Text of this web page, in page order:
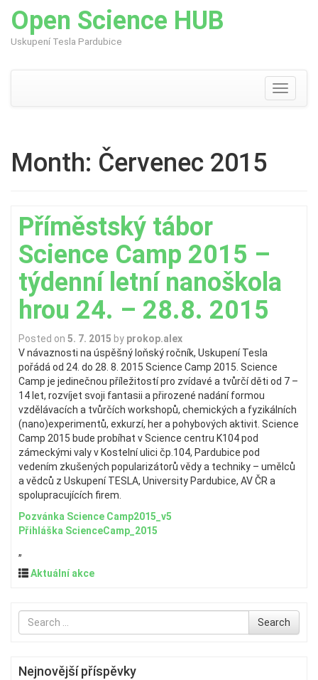
Open Science HUB
Uskupení Tesla Pardubice
Toggle
Month: Červenec 2015
Příměstský tábor
Science Camp 2015 –
týdenní letní nanoškola
hrou 24. – 28.8. 2015
Posted on 5. 7. 2015 by prokop.alex
V návaznosti na úspěšný loňský ročník, Uskupení Tesla
pořádá od 24. do 28. 8. 2015 Science Camp 2015. Science
Camp je jedinečnou příležitostí pro zvídavé a tvůrčí děti od 7 –
14 let, rozvíjet svoji fantasii a přirozené nadání formou
vzdělávacích a tvůrčích workshopů, chemických a fyzikálních
(nano)experimentů, exkurzí, her a pohybových aktivit. Science
Camp 2015 bude probíhat v Science centru K104 pod
zámeckými valy v Kostelní ulici čp.104, Pardubice pod
vedením zkušených popularizátorů vědy a techniky – umělců
a vědců z Uskupení TESLA, University Pardubice, AV ČR a
spolupracujících firem.
Pozvánka Science Camp2015_v5
Přihláška ScienceCamp_2015
„
Aktuální akce
Search
for
Search
Nejnovější příspěvky